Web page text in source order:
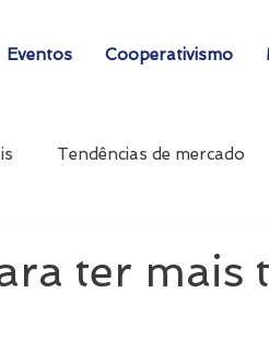
Eventos Cooperativismo
Tendências de mercado
ter mais